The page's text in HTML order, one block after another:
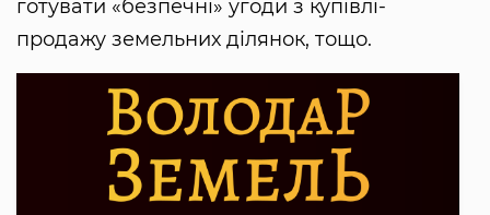
готувати «безпечні» угоди з купівлі-
продажу земельних ділянок, тощо.